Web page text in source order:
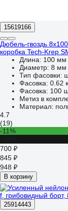
15619166
Дюбель-гвоздь
коробка Tech-Krep
Длина: 100 мм
Диаметр: 8 мм
Тип фасовки:
Фасовка: 0.62
Фасовка: 100
Метиз в
Материал:
4.7
(19)
-11%
700 ₽
845 ₽
948 ₽
В корзину
25914443